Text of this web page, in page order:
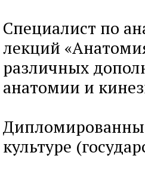
Специалист по
лекций
различных
анатомии и
культуре